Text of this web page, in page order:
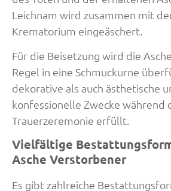
Leichnam wird zusammen mit
Krematorium eingeäschert.
Für die Beisetzung wird die
Regel in eine Schmuckurne
dekorative als auch ästhetische
konfessionelle Zwecke während
Trauerzeremonie erfüllt.
Vielfältige
Asche Verstorbener
Es gibt zahlreiche